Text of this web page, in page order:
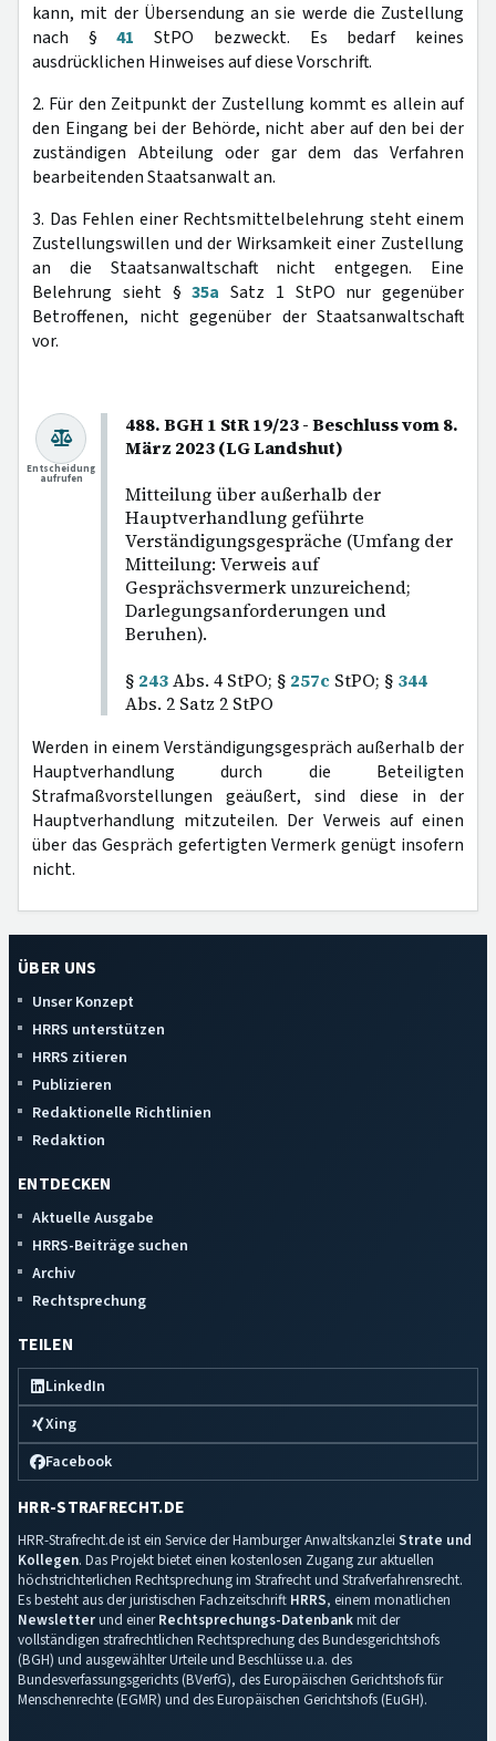
kann, mit der Übersendung an sie werde die Zustellung
nach §41 StPO bezweckt. Es bedarf keines
ausdrücklichen Hinweises auf diese Vorschrift.
2. Für den Zeitpunkt der Zustellung kommt es allein auf
den Eingang bei der Behörde, nicht aber auf den bei der
zuständigen Abteilung oder gar dem das Verfahren
bearbeitenden Staatsanwalt an.
3. Das Fehlen einer Rechtsmittelbelehrung steht einem
Zustellungswillen und der Wirksamkeit einer Zustellung
an die Staatsanwaltschaft nicht entgegen. Eine
Belehrung sieht §35a Satz 1 StPO nur gegenüber
Betroffenen, nicht gegenüber der Staatsanwaltschaft
vor.
488. BGH 1 StR 19/23 - Beschluss vom 8.
März 2023 (LG Landshut)
Mitteilung über außerhalb der
Hauptverhandlung geführte
Verständigungsgespräche (Umfang der
Mitteilung: Verweis auf
Gesprächsvermerk unzureichend;
Darlegungsanforderungen und
Beruhen).
§ 243Abs. 4 StPO; § 257c StPO; § 344
Abs. 2 Satz 2 StPO
Entscheidung
aufrufen
Werden in einem Verständigungsgespräch außerhalb der
Hauptverhandlung durch die Beteiligten
Strafmaßvorstellungen geäußert, sind diese in der
Hauptverhandlung mitzuteilen. Der Verweis auf einen
über das Gespräch gefertigten Vermerk genügt insofern
nicht.
ÜBER UNS
Unser Konzept
HRRS unterstützen
HRRS zitieren
Publizieren
Redaktionelle Richtlinien
Redaktion
ENTDECKEN
Aktuelle Ausgabe
HRRS-Beiträge suchen
Archiv
Rechtsprechung
TEILEN
LinkedIn
Xing
Facebook
HRR-STRAFRECHT.DE
HRR-Strafrecht.de ist ein Service der Hamburger Anwaltskanzlei Strate und
Kollegen. Das Projekt bietet einen kostenlosen Zugang zur aktuellen
höchstrichterlichen Rechtsprechung im Strafrecht und Strafverfahrensrecht.
Es besteht aus der juristischen Fachzeitschrift HRRS, einem monatlichen
Newsletterund einerRechtsprechungs-Datenbankmit der
vollständigen strafrechtlichen Rechtsprechung des Bundesgerichtshofs
(BGH) und ausgewählter Urteile und Beschlüsse u.a. des
Bundesverfassungsgerichts (BVerfG), des Europäischen Gerichtshofs für
Menschenrechte (EGMR) und des Europäischen Gerichtshofs (EuGH).